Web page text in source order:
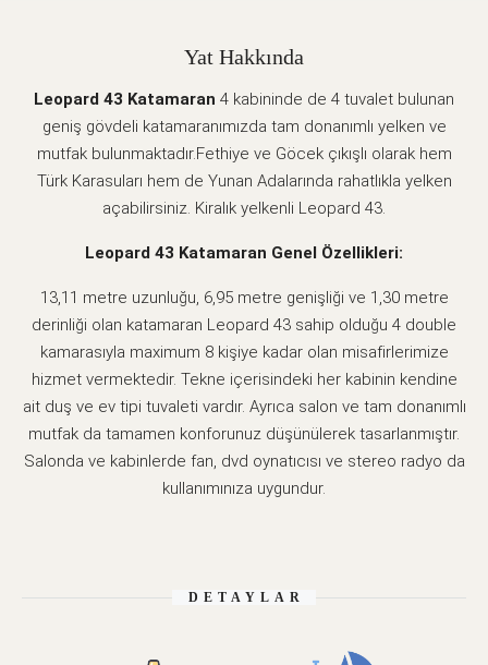
Yat Hakkında
Leopard 43 Katamaran 4 kabininde de 4 tuvalet bulunan
geniş gövdeli katamaranımızda tam donanımlı yelken ve
mutfak bulunmaktadır.Fethiye ve Göcek çıkışlı olarak hem
Türk Karasuları hem de Yunan Adalarında rahatlıkla yelken
açabilirsiniz. Kiralık yelkenli Leopard 43.
Leopard 43 Katamaran Genel Özellikleri:
13,11 metre uzunluğu, 6,95 metre genişliği ve 1,30 metre
derinliği olan katamaran Leopard 43 sahip olduğu 4 double
kamarasıyla maximum 8 kişiye kadar olan misafirlerimize
hizmet vermektedir. Tekne içerisindeki her kabinin kendine
ait duş ve ev tipi tuvaleti vardır. Ayrıca salon ve tam donanımlı
mutfak da tamamen konforunuz düşünülerek tasarlanmıştır.
Salonda ve kabinlerde fan, dvd oynatıcısı ve stereo radyo da
kullanımınıza uygundur.
DETAYLAR